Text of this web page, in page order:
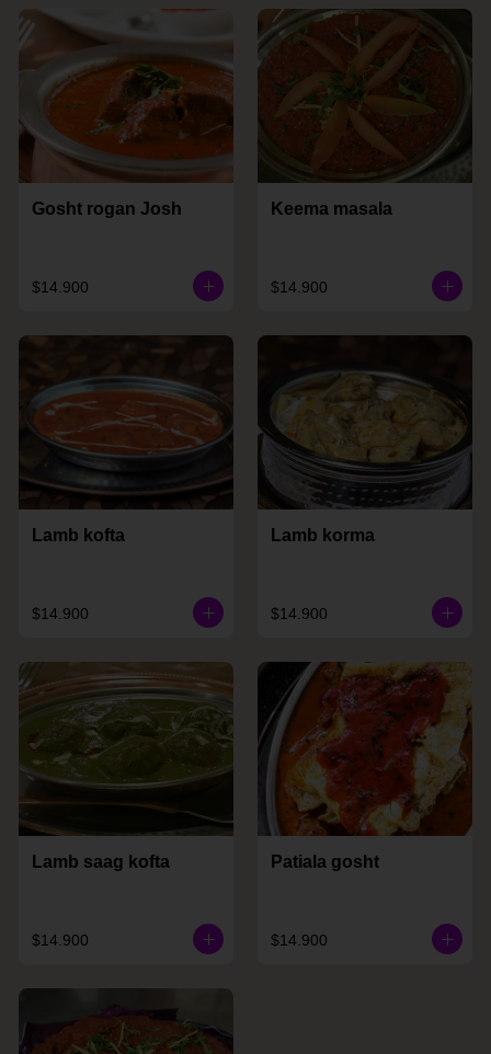
Gosht rogan Josh
$14.900
Keema masala
$14.900
Lamb kofta
$14.900
Lamb korma
$14.900
Lamb saag kofta
$14.900
Patiala gosht
$14.900